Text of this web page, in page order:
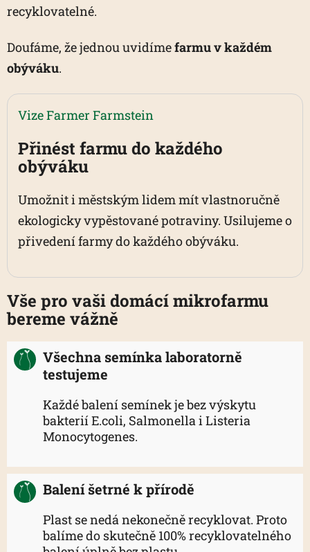
recyklovatelné.
Doufáme, že jednou uvidímefarmu v každém
obýváku.
Vize Farmer Farmstein
Přinést farmu do každého
obýváku
Umožnit i městským lidem mít vlastnoručně
ekologicky vypěstované potraviny. Usilujeme o
přivedení farmy do každého obýváku.
Vše pro vaši domácí mikrofarmu
bereme vážně
Všechna semínka laboratorně
testujeme
Každé balení semínek je bez výskytu
bakterií E.coli, Salmonella i Listeria
Monocytogenes.
Balení šetrné k přírodě
Plast se nedá nekonečně recyklovat. Proto
balíme do skutečně 100% recyklovatelného